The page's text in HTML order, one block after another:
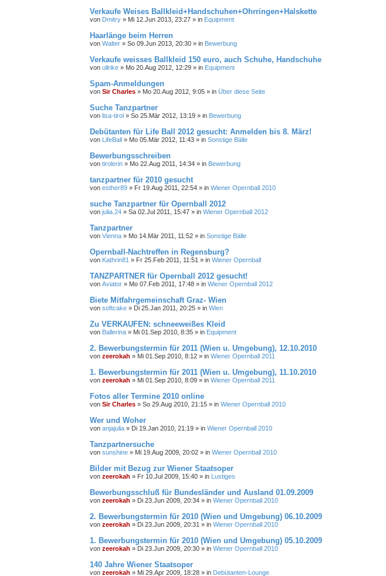
Verkaufe Weises Ballkleid+Handschuhen+Ohrringen+Halskette
von Dmitry » Mi 12.Jun 2013, 23:27 » in Equipment
Haarlänge beim Herren
von Walter » So 09.Jun 2013, 20:30 » in Bewerbung
Verkaufe weisses Ballkleid 150 euro, auch Schuhe, Handschuhe
von ullrike » Mo 20.Aug 2012, 12:29 » in Equipment
Spam-Anmeldungen
von Sir Charles » Mo 20.Aug 2012, 9:05 » in Über diese Seite
Suche Tanzpartner
von lisa-tirol » So 25.Mär 2012, 13:19 » in Bewerbung
Debütanten für Life Ball 2012 gesucht: Anmelden bis 8. März!
von LifeBall » Mo 05.Mär 2012, 11:43 » in Sonstige Bälle
Bewerbungsschreiben
von tirolerin » Mo 22.Aug 2011, 14:34 » in Bewerbung
tanzpartner für 2010 gesucht
von esther89 » Fr 19.Aug 2011, 22:54 » in Wiener Opernball 2010
suche Tanzpartner für Opernball 2012
von julia.24 » Sa 02.Jul 2011, 15:47 » in Wiener Opernball 2012
Tanzpartner
von Vienna » Mo 14.Mär 2011, 11:52 » in Sonstige Bälle
Opernball-Nachtreffen in Regensburg?
von Kathrin81 » Fr 25.Feb 2011, 11:51 » in Wiener Opernball
TANZPARTNER für Opernball 2012 gesucht!
von Aviator » Mo 07.Feb 2011, 17:48 » in Wiener Opernball 2012
Biete Mitfahrgemeinschaft Graz- Wien
von softcake » Di 25.Jan 2011, 20:25 » in Wien
Zu VERKAUFEN: schneeweißes Kleid
von Ballerina » Mi 01.Sep 2010, 8:35 » in Equipment
2. Bewerbungstermin für 2011 (Wien u. Umgebung), 12.10.2010
von zeerokah » Mi 01.Sep 2010, 8:12 » in Wiener Opernball 2011
1. Bewerbungstermin für 2011 (Wien u. Umgebung), 11.10.2010
von zeerokah » Mi 01.Sep 2010, 8:09 » in Wiener Opernball 2011
Fotos aller Termine 2010 online
von Sir Charles » So 29.Aug 2010, 21:15 » in Wiener Opernball 2010
Wer und Woher
von anjajulia » Di 19.Jan 2010, 21:19 » in Wiener Opernball 2010
Tanzpartnersuche
von sunshine » Mi 19.Aug 2009, 20:02 » in Wiener Opernball 2010
Bilder mit Bezug zur Wiener Staatsoper
von zeerokah » Fr 10.Jul 2009, 15:40 » in Lustiges
Bewerbungsschluß für Bundesländer und Ausland 01.09.2009
von zeerokah » Di 23.Jun 2009, 20:34 » in Wiener Opernball 2010
2. Bewerbungstermin für 2010 (Wien und Umgebung) 06.10.2009
von zeerokah » Di 23.Jun 2009, 20:31 » in Wiener Opernball 2010
1. Bewerbungstermin für 2010 (Wien und Umgebung) 05.10.2009
von zeerokah » Di 23.Jun 2009, 20:30 » in Wiener Opernball 2010
140 Jahre Wiener Staatsoper
von zeerokah » Mi 29.Apr 2009, 18:28 » in Debütanten-Lounge